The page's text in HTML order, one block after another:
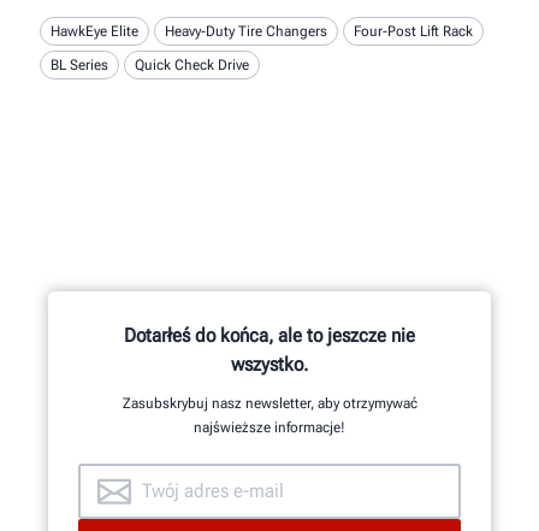
HawkEye Elite Heavy-Duty Tire Changers
Four-Post Lift Rack
BL Series
Quick Check Drive
Dotarłeś do końca, ale to jeszcze nie
wszystko.
Zasubskrybuj nasz newsletter, aby otrzymywać
najświeższe informacje!